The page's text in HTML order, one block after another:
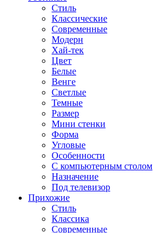
Стиль
Классические
Современные
Модерн
Хай-тек
Цвет
Белые
Венге
Светлые
Темные
Размер
Мини стенки
Форма
Угловые
Особенности
С компьютерным столом
Назначение
Под телевизор
Прихожие
Стиль
Классика
Современные